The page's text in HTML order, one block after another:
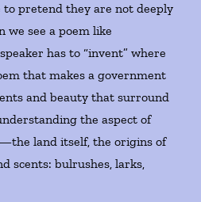
to pretend they are not deeply
we see a poem like
has to “invent” where
that makes a government
and beauty that surround
the aspect of
land itself, the origins of
scents: bulrushes, larks,